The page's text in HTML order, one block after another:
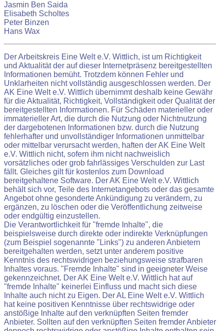
Jasmin Ben Saida
Elisabeth Scholtes
Peter Binzen
Hans Wax
Der Arbeitskreis Eine Welt e.V. Wittlich, ist um Richtigkeit
und Aktualität der auf dieser Internetpräsenz bereitgestellten
Informationen bemüht. Trotzdem können Fehler und
Unklarheiten nicht vollständig ausgeschlossen werden. Der
AK Eine Welt e.V. Wittlich übernimmt deshalb keine Gewähr
für die Aktualität, Richtigkeit, Vollständigkeit oder Qualität der
bereitgestellten Informationen. Für Schäden materieller oder
immaterieller Art, die durch die Nutzung oder Nichtnutzung
der dargebotenen Informationen bzw. durch die Nutzung
fehlerhafter und unvollständiger Informationen unmittelbar
oder mittelbar verursacht werden, haften der AK Eine Welt
e.V. Wittlich nicht, sofern ihm nicht nachweislich
vorsätzliches oder grob fahrlässiges Verschulden zur Last
fällt. Gleiches gilt für kostenlos zum Download
bereitgehaltene Software. Der AK Eine Welt e.V. Wittlich
behält sich vor, Teile des Internetangebots oder das gesamte
Angebot ohne gesonderte Ankündigung zu verändern, zu
ergänzen, zu löschen oder die Veröffentlichung zeitweise
oder endgültig einzustellen.
Die Verantwortlichkeit für "fremde Inhalte", die
beispielsweise durch direkte oder indirekte Verknüpfungen
(zum Beispiel sogenannte "Links") zu anderen Anbietern
bereitgehalten werden, setzt unter anderem positive
Kenntnis des rechtswidrigen beziehungsweise strafbaren
Inhaltes voraus. "Fremde Inhalte" sind in geeigneter Weise
gekennzeichnet. Der AK Eine Welt e.V. Wittlich hat auf
"fremde Inhalte" keinerlei Einfluss und macht sich diese
Inhalte auch nicht zu Eigen. Der AL Eine Welt e.V. Wittlich
hat keine positiven Kenntnisse über rechtswidrige oder
anstößige Inhalte auf den verknüpften Seiten fremder
Anbieter. Sollten auf den verknüpften Seiten fremder Anbieter